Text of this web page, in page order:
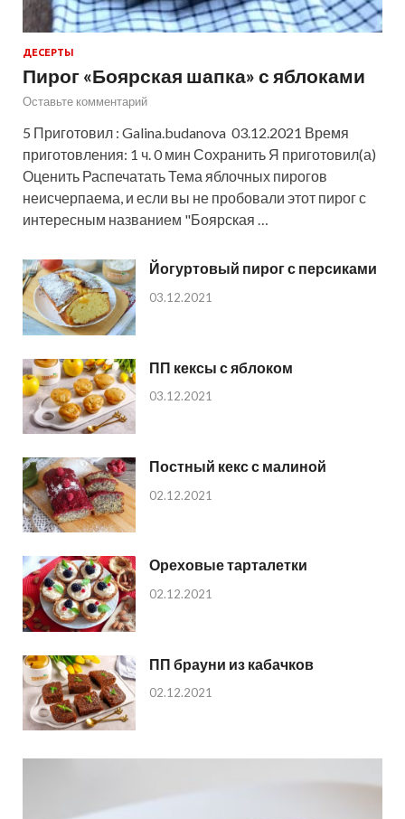
ДЕСЕРТЫ
Пирог «Боярская шапка» с яблоками
Оставьте комментарий
5 Приготовил : Galina.budanova 03.12.2021 Время
приготовления: 1 ч. 0 мин Сохранить Я приготовил(а)
Оценить Распечатать Тема яблочных пирогов
неисчерпаема, и если вы не пробовали этот пирог с
интересным названием "Боярская …
Йогуртовый пирог с персиками
03.12.2021
ПП кексы с яблоком
03.12.2021
Постный кекс с малиной
02.12.2021
Ореховые тарталетки
02.12.2021
ПП брауни из кабачков
02.12.2021